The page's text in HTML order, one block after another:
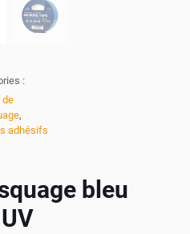
:
de
,
adhésifs
bleu